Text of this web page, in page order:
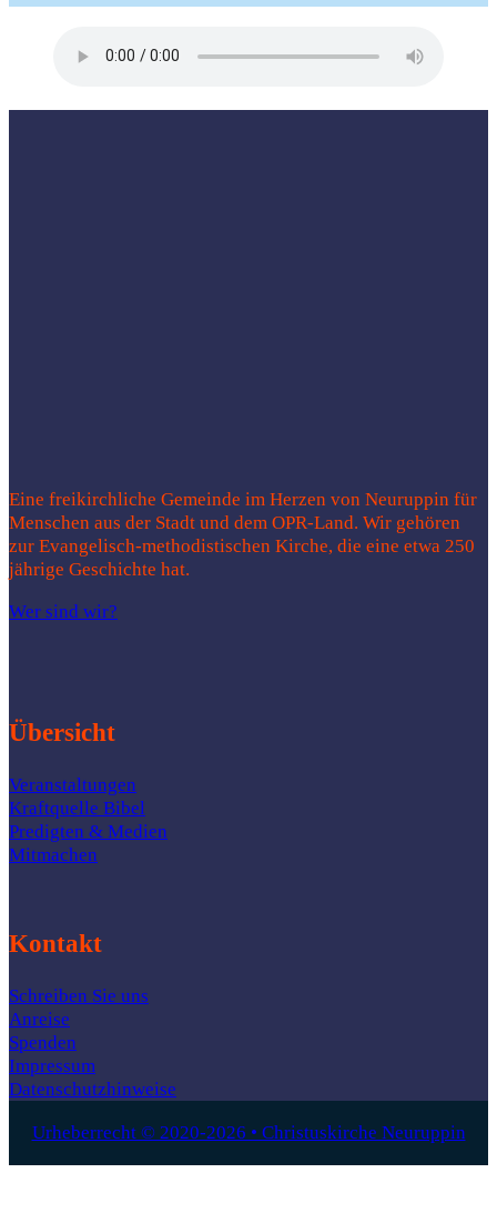
Eine freikirchliche Gemeinde im Herzen von Neuruppin für
Menschen aus der Stadt und dem OPR-Land. Wir gehören
zur Evangelisch-methodistischen Kirche, die eine etwa 250
jährige Geschichte hat.
Wer sind wir?
Übersicht
Veranstaltungen
Kraftquelle Bibel
Predigten & Medien
Mitmachen
Kontakt
Schreiben Sie uns
Anreise
Spenden
Impressum
Datenschutzhinweise
Urheberrecht © 2020-2026 • Christuskirche Neuruppin